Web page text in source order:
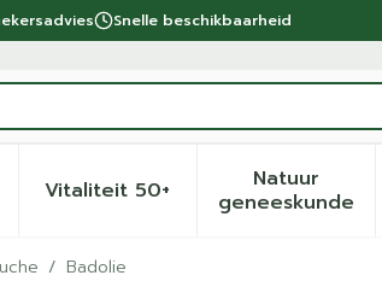
Snelle beschikbaarheid
en hygiëne categorie
voeding en vitamines categorie
voor Zwangerschap en
Vitaliteit 50+Toon submenu voor
Natuur
geneeskunde
Toon
/ Badolie